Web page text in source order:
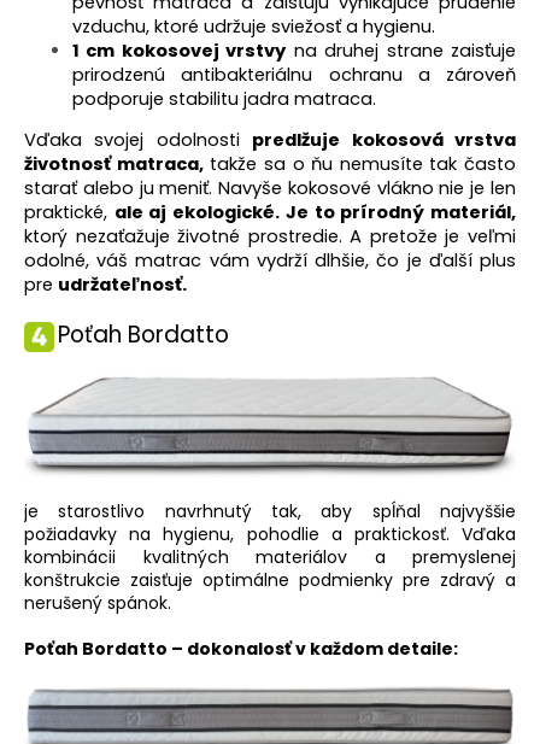
vzduchu, ktoré udržuje sviežosť a hygienu.
1 cm kokosovej vrstvy na druhej strane zaisťuje
prirodzenú antibakteriálnu ochranu a zároveň
podporuje stabilitu jadra matraca.
Vďaka svojej odolnosti predlžuje kokosová vrstva
životnosť matraca,takže sa o ňu nemusíte tak často
starať alebo ju meniť. Navyše kokosové vlákno nie je len
praktické, ale aj ekologické. Je to prírodný materiál,
ktorý nezaťažuje životné prostredie. A pretože je veľmi
odolné, váš matrac vám vydrží dlhšie, čo je ďalší plus
pre udržateľnosť.
Poťah Bordatto
je starostlivo navrhnutý tak, aby spĺňal najvyššie
požiadavky na hygienu, pohodlie a praktickosť. Vďaka
kombinácii kvalitných materiálov a premyslenej
konštrukcie zaisťuje optimálne podmienky pre zdravý a
nerušený spánok.
Poťah Bordatto – dokonalosť v každom detaile: